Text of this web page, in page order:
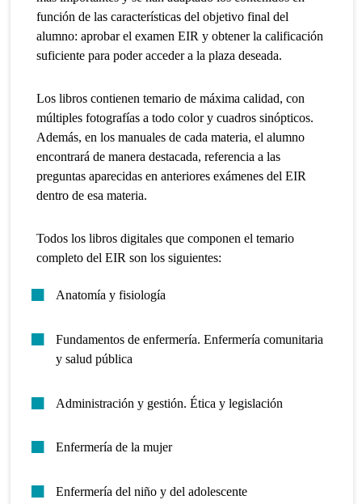
función de las características del objetivo final del
alumno: aprobar el examen EIR y obtener la calificación
suficiente para poder acceder a la plaza deseada.
Los libros contienen temario de máxima calidad, con
múltiples fotografías a todo color y cuadros sinópticos.
Además, en los manuales de cada materia, el alumno
encontrará de manera destacada, referencia a las
preguntas aparecidas en anteriores exámenes del EIR
dentro de esa materia.
Todos loslibros digitales que componen el temario
completo del EIR son los siguientes:
Anatomía y fisiología
Fundamentos de enfermería. Enfermería comunitaria
y salud pública
Administración y gestión. Ética y legislación
Enfermería de la mujer
Enfermería del niño y del adolescente